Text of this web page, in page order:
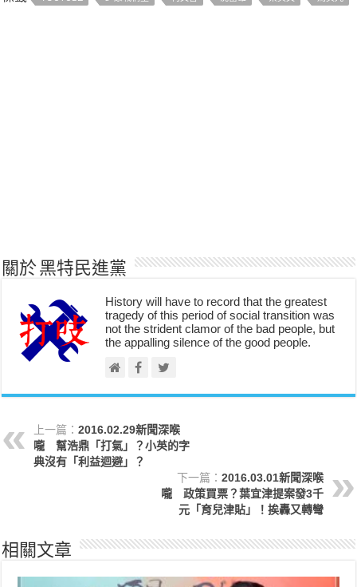
關於 黑特民進黨
History will have to record that the greatest
tragedy of this period of social transition was
not the strident clamor of the bad people, but
the appalling silence of the good people.
上一篇：2016.02.29新聞深喉
嚨 幫浩鼎「打氣」？小英的字
典沒有「利益迴避」？
下一篇： 2016.03.01新聞深喉
嚨 政策買票？葉宜津提案發3千
元「育兒津貼」！挨轟又轉彎
相關文章